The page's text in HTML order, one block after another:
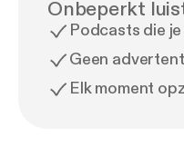
Onbeperkt
Podcasts die
Geen
Elk moment